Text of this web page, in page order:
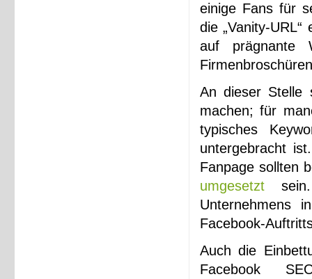
einige Fans für
die „Vanity-
auf prägnante
An dieser Stelle
machen; für
typisches
untergebracht
Fanpage sollten
umgesetztsein.
Unternehmens
Facebook-
Auch die
Facebook